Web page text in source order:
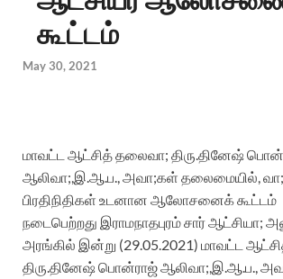
கூட்டம்
May 30, 2021
மாவட்ட ஆட்சித் தலைவா; திரு.தினேஷ்
ஆலிவா;,இ.ஆ.ப., அவா;கள் தலைமையில்,
பிரதிநிதிகள் உடனான ஆலோசனைக் கூட்டம்
நடைபெற்றது இராமநாதபுரம் சார் ஆட்சியா;
அரங்கில் இன்று (29.05.2021) மாவட்ட
திரு.தினேஷ் பொன்ராஜ் ஆலிவா;,இ.ஆ.ப.,